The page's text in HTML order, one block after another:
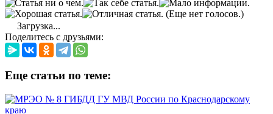
(Еще нет голосов.)
Загрузка...
Поделитесь с друзьями:
Еще статьи по теме: